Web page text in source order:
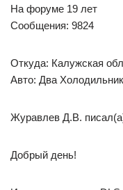
На форуме 19 лет
Сообщения: 9824
Откуда: Калужская
Авто: Два
Журавлев Д.В.
Добрый день!